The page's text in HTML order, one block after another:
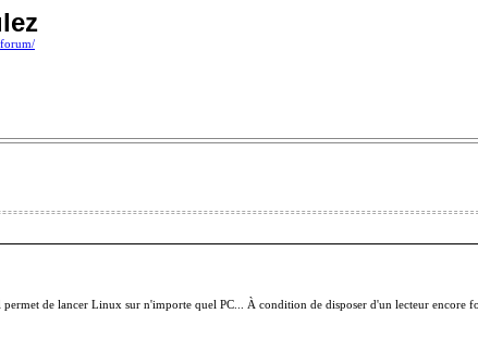
de lancer Linux sur n'importe quel PC... À condition de disposer d'un lecteur encore